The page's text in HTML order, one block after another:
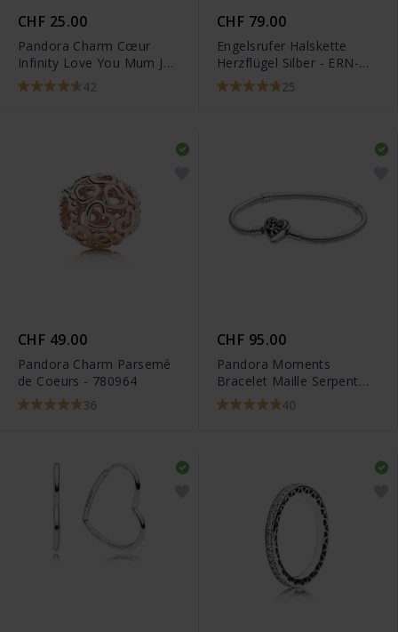
CHF 25.00
Pandora Charm Cœur
Infinity Love You Mum Je
t'aime maman -
798825C00
42
CHF 79.00
Engelsrufer Halskette
Herzflügel Silber - ERN-
LILHEARTWING
25
CHF 49.00
Pandora Charm Parsemé
de Coeurs - 780964
36
CHF 95.00
Pandora Moments
Bracelet Maille Serpent
Fermoir Cœur Arbre
Généalogique -
40